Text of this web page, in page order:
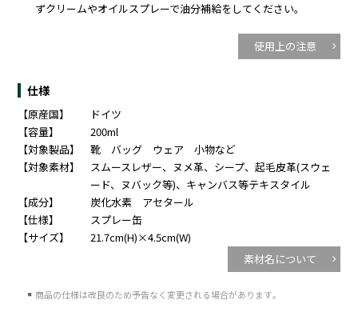
ずクリームやオイルスプレーで油分補給をしてください。
使用上の注意
仕様
【原産国】
ドイツ
【容量】
200ml
【対象製品】
靴 バッグ ウェア 小物など
【対象素材】
スムースレザー、ヌメ革、シープ、起毛皮革(スウェ
ード、ヌバック等)、キャンバス等テキスタイル
【成分】
炭化水素 アセタール
【仕様】
スプレー缶
【サイズ】
21.7cm(H)×4.5cm(W)
素材名について
商品の仕様は改良のため予告なく変更される場合があります｡